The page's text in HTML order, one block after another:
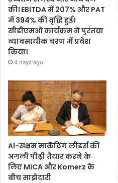
की। EBITDA में 207% और PAT
में 394% की वृद्धि हुई।
सीडीएमओ कार्यक्रम ने पुरंतया
व्यावसायीक चरण में प्रवेश
किया।
4 days ago
AI-सक्षम मार्केटिंग लीडर्स की
अगली पीढ़ी तैयार करने के
लिए MICA और Komerz के
बीच साझेदारी